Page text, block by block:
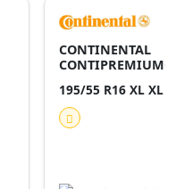
CONTINENTAL
195/55 R16 XL XL